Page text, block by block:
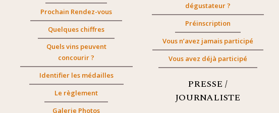
Prochain Rendez-vous
Quelques chiffres
Quels vins peuvent
concourir ?
Identifier les médailles
Le règlement
Galerie Photos
dégustateur ?
Préinscription
Vous n’avez jamais participé
Vous avez déjà participé
PRESSE /
JOURNALISTE